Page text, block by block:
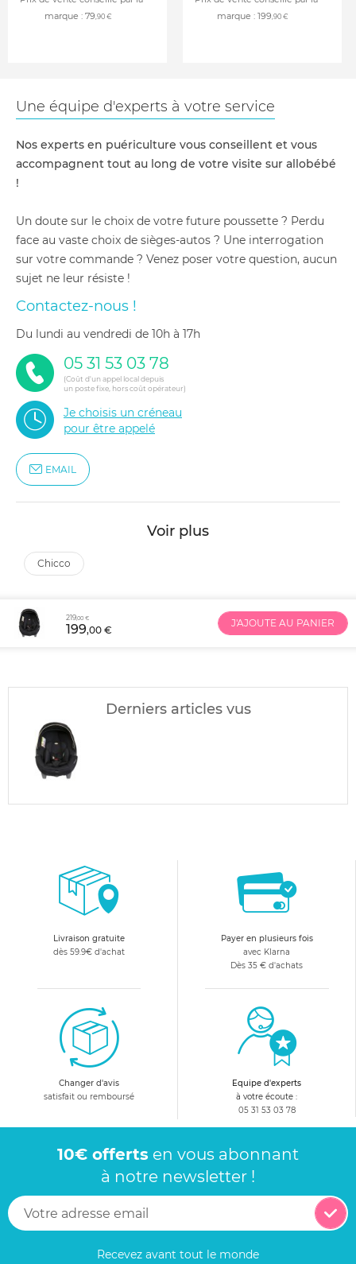
marque : 79,90 €
marque : 199,90 €
Une équipe d'experts à votre service
Nos experts en puériculture vous conseillent et vous
accompagnent tout au long de votre visite sur allobébé
!
Un doute sur le choix de votre future poussette ? Perdu
face au vaste choix de sièges-autos ? Une interrogation
sur votre commande ? Venez poser votre question, aucun
sujet ne leur résiste !
Contactez-nous !
du lundi au vendredi de 10h à 17h
05 31 53 03 78
(Coût d'un appel local depuis
un poste fixe, hors coût opérateur)
Je choisis un créneau
pour être appelé
EMAIL
Voir plus
chicco
219,00 €
199,00 €
J'AJOUTE AU PANIER
Derniers articles vus
Livraison gratuite
dès 59.9€ d'achat
Payer en plusieurs fois
avec Klarna
Dès 35 € d'achats
Changer d'avis
satisfait ou remboursé
Equipe d'experts
à votre écoute :
05 31 53 03 78
10€ offerts en vous abonnant
à notre newsletter !
Recevez avant tout le monde